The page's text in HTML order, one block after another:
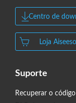
Centro de
Loja
Suporte
Recuperar o